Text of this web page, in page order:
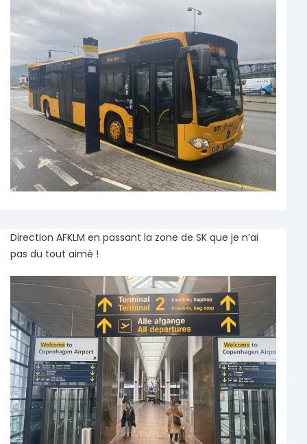
Direction AFKLM en passant la zone de SK que je n’ai
pas du tout aimé !